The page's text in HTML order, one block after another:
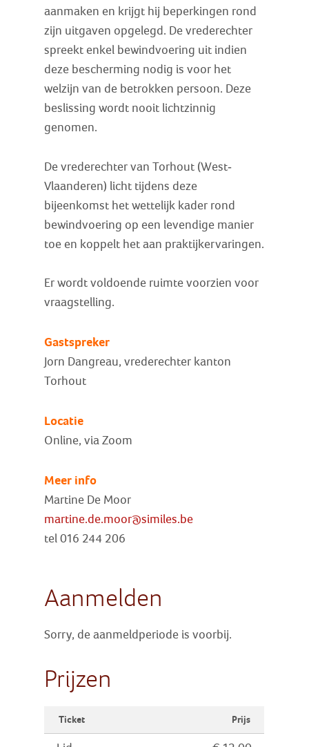
aanmaken en krijgt hij beperkingen rond
zijn uitgaven opgelegd. De vrederechter
spreekt enkel bewindvoering uit indien
deze bescherming nodig is voor het
welzijn van de betrokken persoon. Deze
beslissing wordt nooit lichtzinnig
genomen.
De vrederechter van Torhout (West-
Vlaanderen) licht tijdens deze
bijeenkomst het wettelijk kader rond
bewindvoering op een levendige manier
toe en koppelt het aan praktijkervaringen.
Er wordt voldoende ruimte voorzien voor
vraagstelling.
Gastspreker
Jorn Dangreau, vrederechter kanton
Torhout
Locatie
Online, via Zoom
Meer info
Martine De Moor
martine.de.moor@similes.be
tel 016 244 206
Aanmelden
Sorry, de aanmeldperiode is voorbij.
Prijzen
Ticket Prijs